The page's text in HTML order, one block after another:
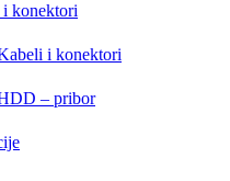
konektori
i konektori
– pribor